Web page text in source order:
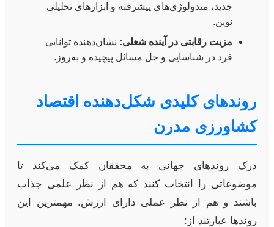
جدید، متدولوژی‌های پیشرفته و ابزارهای تحلیلی
نوین.
مزیت رقابتی در آینده شغلی: نشان‌دهنده توانایی
فرد در شناسایی و حل مسائل پیچیده و به‌روز.
روندهای کلیدی شکل‌دهنده اقتصاد
کشاورزی مدرن
درک روندهای جهانی به محققان کمک می‌کند تا
موضوعاتی را انتخاب کنند که هم از نظر علمی جذاب
باشند و هم از نظر عملی دارای ارزش. مهمترین این
روندها عبارتند از: